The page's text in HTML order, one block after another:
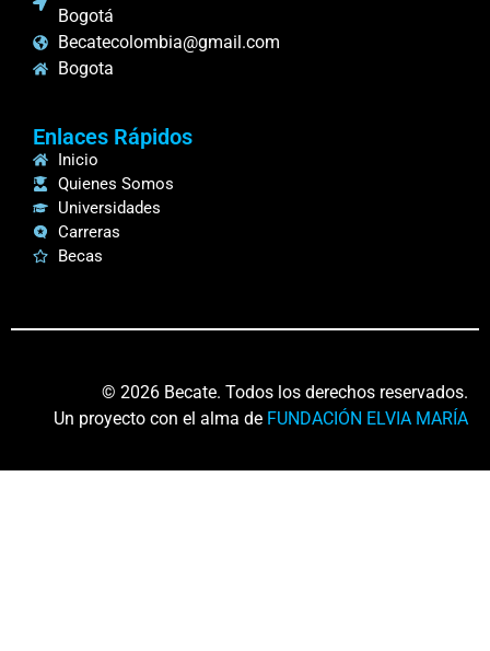
Bogotá
Becatecolombia@gmail.com
Bogota
Enlaces Rápidos
Inicio
Quienes Somos
Universidades
Carreras
Becas
© 2026 Becate. Todos los derechos reservados.
Un proyecto con el alma de FUNDACIÓN ELVIA MARÍA